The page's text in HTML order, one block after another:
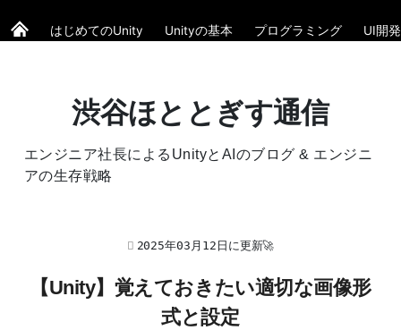
はじめてのUnity Unityの基本 プログラミング UI開発
渋谷ほととぎす通信
エンジニア社長によるUnityとAIのブログ & エンジニ
アの生存戦略
2025年03月12日に更新🚀
【Unity】覚えておきたい適切な画像形
式と設定